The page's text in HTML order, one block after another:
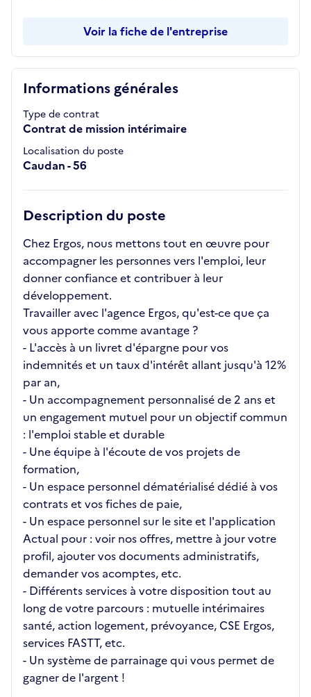
Informations générales
Type de contrat
Contrat de mission intérimaire
Localisation du poste
Caudan - 56
Description du poste
Chez Ergos, nous mettons tout en œuvre pour
accompagner les personnes vers l'emploi, leur
donner confiance et contribuer à leur
développement.
Travailler avec l'agence Ergos, qu'est-ce que ça
vous apporte comme avantage ?
- L'accès à un livret d'épargne pour vos
indemnités et un taux d'intérêt allant jusqu'à 12%
par an,
- Un accompagnement personnalisé de 2 ans et
un engagement mutuel pour un objectif commun
: l'emploi stable et durable
- Une équipe à l'écoute de vos projets de
formation,
- Un espace personnel dématérialisé dédié à vos
contrats et vos fiches de paie,
- Un espace personnel sur le site et l'application
Actual pour : voir nos offres, mettre à jour votre
profil, ajouter vos documents administratifs,
demander vos acomptes, etc.
- Différents services à votre disposition tout au
long de votre parcours : mutuelle intérimaires
santé, action logement, prévoyance, CSE Ergos,
services FASTT, etc.
- Un système de parrainage qui vous permet de
gagner de l'argent !
Voir la fiche de l'entreprise